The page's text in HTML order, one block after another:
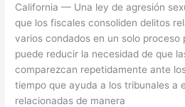
California — Una ley de agresión
que los fiscales consoliden delitos
varios condados en un solo proceso
puede reducir la necesidad de que
comparezcan repetidamente ante
tiempo que ayuda a los tribunales a
relacionadas de manera